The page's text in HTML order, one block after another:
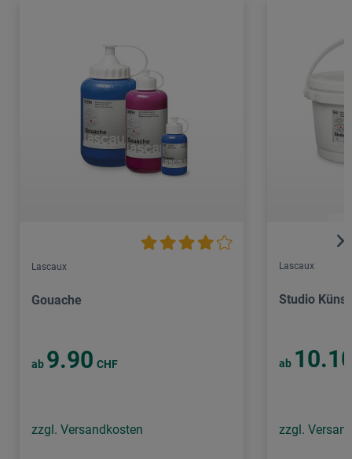
Lascaux
Gouache
ab 9.90 CHF
zzgl. Versandkosten
Lascaux
Studio
ab
zzgl.